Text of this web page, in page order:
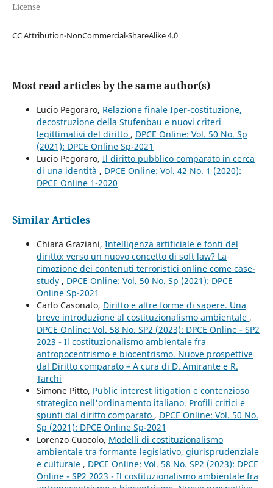
License
CC Attribution-NonCommercial-ShareAlike 4.0
Most read articles by the same author(s)
Lucio Pegoraro, Relazione finale Iper-costituzione,
decostruzione della Stufenbau e nuovi criteri
legittimativi del diritto , DPCE Online: Vol. 50 No. Sp
(2021): DPCE Online Sp-2021
Lucio Pegoraro, Il diritto pubblico comparato in cerca
di una identità , DPCE Online: Vol. 42 No. 1 (2020):
DPCE Online 1-2020
Similar Articles
Chiara Graziani, Intelligenza artificiale e fonti del
diritto: verso un nuovo concetto di soft law? La
rimozione dei contenuti terroristici online come case-
study , DPCE Online: Vol. 50 No. Sp (2021): DPCE
Online Sp-2021
Carlo Casonato, Diritto e altre forme di sapere. Una
breve introduzione al costituzionalismo ambientale ,
DPCE Online: Vol. 58 No. SP2 (2023): DPCE Online - SP2
2023 - Il costituzionalismo ambientale fra
antropocentrismo e biocentrismo. Nuove prospettive
dal Diritto comparato – A cura di D. Amirante e R.
Tarchi
Simone Pitto, Public interest litigation e contenzioso
strategico nell'ordinamento italiano. Profili critici e
spunti dal diritto comparato , DPCE Online: Vol. 50 No.
Sp (2021): DPCE Online Sp-2021
Lorenzo Cuocolo, Modelli di costituzionalismo
ambientale tra formante legislativo, giurisprudenziale
e culturale , DPCE Online: Vol. 58 No. SP2 (2023): DPCE
Online - SP2 2023 - Il costituzionalismo ambientale fra